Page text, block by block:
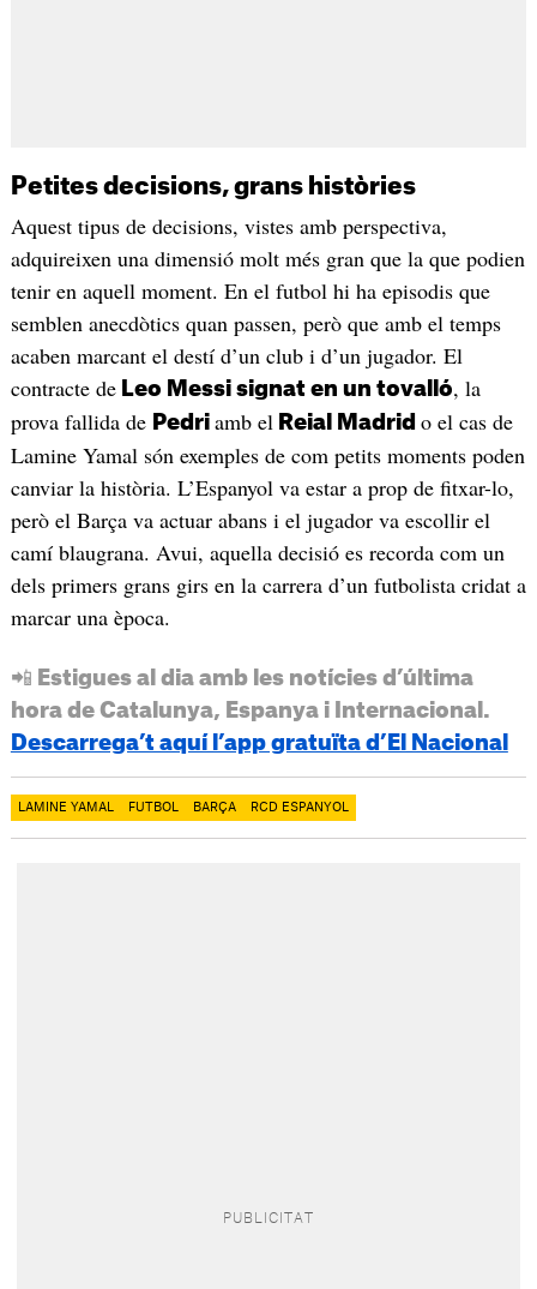
Petites decisions, grans històries
Aquest tipus de decisions, vistes amb perspectiva,
adquireixen una dimensió molt més gran que la que podien
tenir en aquell moment. En el futbol hi ha episodis que
semblen anecdòtics quan passen, però que amb el temps
acaben marcant el destí d’un club i d’un jugador. El
contracte deLeo Messi signat en un tovalló, la
prova fallida de Pedri amb el Reial Madrid o el cas de
Lamine Yamal són exemples de com petits moments poden
canviar la història. L’Espanyol va estar a prop de fitxar-lo,
però el Barça va actuar abans i el jugador va escollir el
camí blaugrana. Avui, aquella decisió es recorda com un
dels primers grans girs en la carrera d’un futbolista cridat a
marcar una època.
📲 Estigues al dia amb les notícies d’última
hora de Catalunya, Espanya i Internacional.
Descarrega’t aquí l’app gratuïta d’El Nacional
LAMINE YAMAL FUTBOL BARÇA RCD ESPANYOL